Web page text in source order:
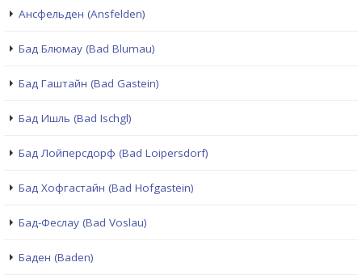
Ансфельден (Ansfelden)
Бад Блюмау (Bad Blumau)
Бад Гаштайн (Bad Gastein)
Бад Ишль (Bad Ischgl)
Бад Лойперсдорф (Bad Loipersdorf)
Бад Хофгастайн (Bad Hofgastein)
Бад-Феслау (Bad Voslau)
Баден (Baden)